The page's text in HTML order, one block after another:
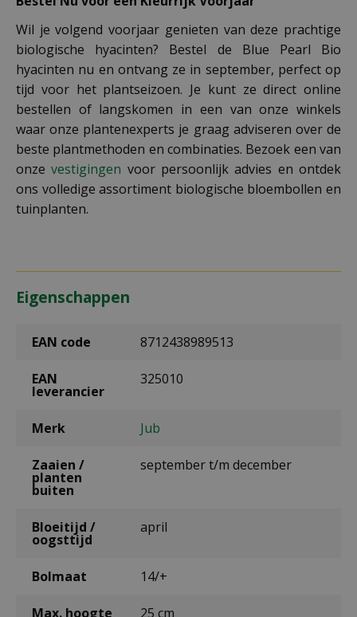
Wil je volgend voorjaar genieten van deze prachtige
biologische hyacinten? Bestel de Blue Pearl Bio
hyacinten nu en ontvang ze in september, perfect op
tijd voor het plantseizoen. Je kunt ze direct online
bestellen of langskomen in een van onze winkels
waar onze plantenexperts je graag adviseren over de
beste plantmethoden en combinaties. Bezoek een van
onzevestigingen voor persoonlijk advies en ontdek
ons volledige assortiment biologische bloembollen en
tuinplanten.
Eigenschappen
EAN code 8712438989513
EAN
leverancier
325010
Merk Jub
Zaaien /
planten
buiten
september t/m december
Bloeitijd /
oogsttijd
april
Bolmaat 14/+
Max. hoogte 25 cm